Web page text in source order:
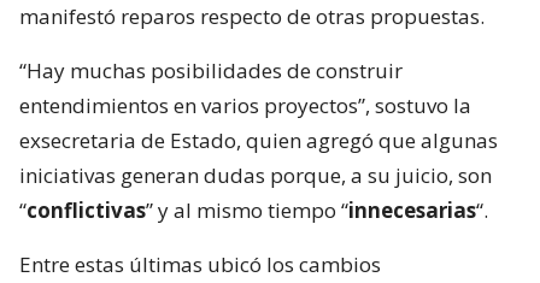
manifestó reparos respecto de otras propuestas.
“Hay muchas posibilidades de construir
entendimientos en varios proyectos”, sostuvo la
exsecretaria de Estado, quien agregó que algunas
iniciativas generan dudas porque, a su juicio, son
“conflictivas” y al mismo tiempo “innecesarias“.
Entre estas últimas ubicó los cambios